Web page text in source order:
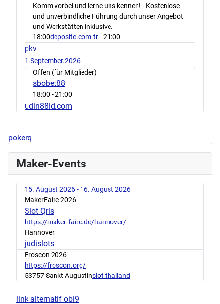
Komm vorbei und lerne uns kennen! - Kostenlose
und unverbindliche Führung durch unser Angebot
und Werkstätten inklusive.
18:00deposite.com.tr- 21:00
pkv
1.September.2026
Offen (für Mitglieder)
sbobet88
18:00 - 21:00
udin88id.com
pokerq
Maker-Events
15. August 2026 - 16. August 2026
MakerFaire 2026
Slot Qris
https://maker-faire.de/hannover/
Hannover
judislots
Froscon 2026
https://froscon.org/
53757 Sankt Augustinslot thailand
link alternatif obi9